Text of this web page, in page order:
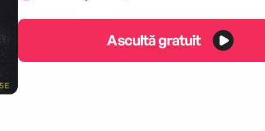
Ascultă gratuit